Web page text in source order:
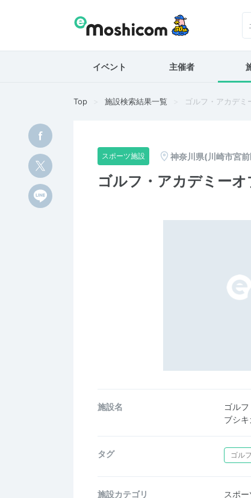
イベント 主催者
Top 施設検索結果一覧 ゴルフ・アカデミ
スポーツ施設 神奈川県(川崎市宮
ゴルフ・アカデミー
施設名
ゴル
ブシキ
タグ ゴル
施設カテゴリ スポ